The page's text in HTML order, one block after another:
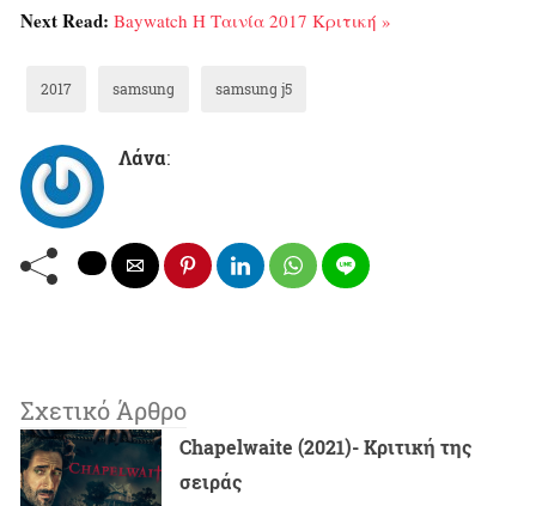
Next Read: Baywatch Η Ταινία 2017 Κριτική »
2017 samsung samsung j5
Λάνα:
Σχετικό Άρθρο
Chapelwaite (2021)- Κριτική της
σειράς